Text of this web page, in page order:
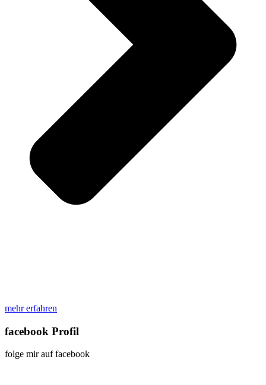
mehr erfahren
facebook Profil
folge mir auf facebook